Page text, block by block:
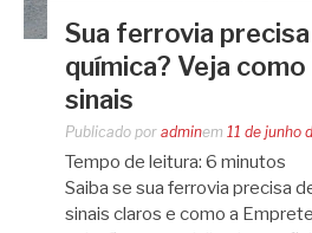
Sua ferrovia precisa
química? Veja
sinais
Publicado por adminem 11 de junho
Tempo de leitura: 6 minutos
Saiba se sua ferrovia precisa
sinais claros e como a